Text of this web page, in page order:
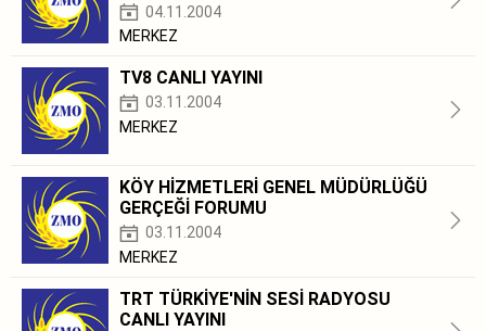
04.11.2004
MERKEZ
TV8 CANLI YAYINI
03.11.2004
MERKEZ
KÖY HİZMETLERİ GENEL MÜDÜRLÜĞÜ
GERÇEĞİ FORUMU
03.11.2004
MERKEZ
TRT TÜRKİYE'NİN SESİ RADYOSU
CANLI YAYINI